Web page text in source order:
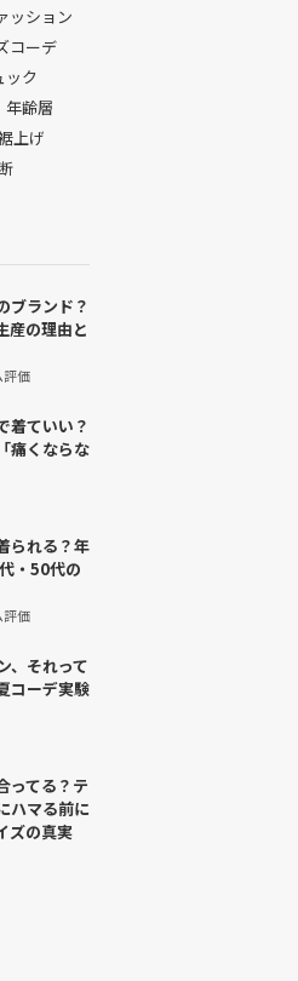
ッション
コーデ
ック
年齢層
上げ
ブランド？
産の理由と
評価
着ていい？
痛くならな
られる？年
・50代の
評価
、それって
コーデ実験
ってる？テ
ハマる前に
ズの真実